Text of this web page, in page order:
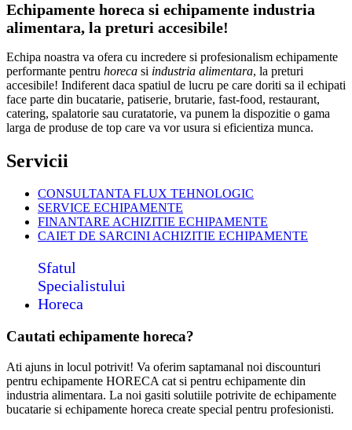
Echipamente horeca si echipamente industria
alimentara, la preturi accesibile!
Echipa noastra va ofera cu incredere si profesionalism echipamente
performante pentru horeca si industria alimentara, la preturi
accesibile! Indiferent daca spatiul de lucru pe care doriti sa il echipati
face parte din bucatarie, patiserie, brutarie, fast-food, restaurant,
catering, spalatorie sau curatatorie, va punem la dispozitie o gama
larga de produse de top care va vor usura si eficientiza munca.
Servicii
CONSULTANTA FLUX TEHNOLOGIC
SERVICE ECHIPAMENTE
FINANTARE ACHIZITIE ECHIPAMENTE
CAIET DE SARCINI ACHIZITIE ECHIPAMENTE
Sfatul
Specialistului
Horeca
Cautati echipamente horeca?
Ati ajuns in locul potrivit! Va oferim saptamanal noi discounturi
pentru echipamente HORECA cat si pentru echipamente din
industria alimentara. La noi gasiti solutiile potrivite de echipamente
bucatarie si echipamente horeca create special pentru profesionisti.